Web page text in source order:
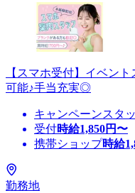
【スマホ受付】イベン
可能♪手当充実◎
キャンペーンスタ
受付時給1,850円〜
携帯ショップ時給
勤務地